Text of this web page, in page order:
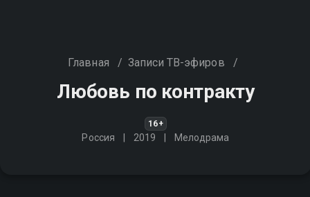
Главная / Записи ТВ-эфиров /
Любовь по контракту
16+
Россия 2019 Мелодрама